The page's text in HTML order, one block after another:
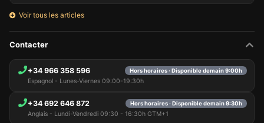
Voir tous les articles
Contacter
+34 966 358 596 Hors horaires · Disponible demain 9:00h
Espagnol - Lunes-Viernes 09:00-19:30h
+34 692 646 872 Hors horaires · Disponible demain 9:30h
Anglais - Lundi-Vendredi 09:30 - 16:30h GTM+1